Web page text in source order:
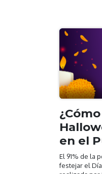
en el
El 91% de la
festejar el